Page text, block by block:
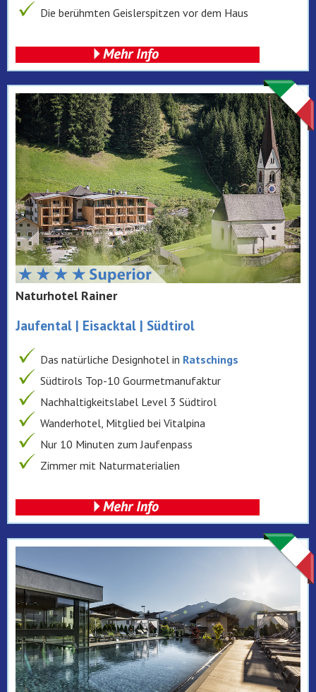
Die berühmten Geislerspitzen vor dem Haus
Naturhotel Rainer
Jaufental | Eisacktal | Südtirol
Das natürliche Designhotel in Ratschings
Südtirols Top-10 Gourmetmanufaktur
Nachhaltigkeitslabel Level 3 Südtirol
Wanderhotel, Mitglied bei Vitalpina
Nur 10 Minuten zum Jaufenpass
Zimmer mit Naturmaterialien